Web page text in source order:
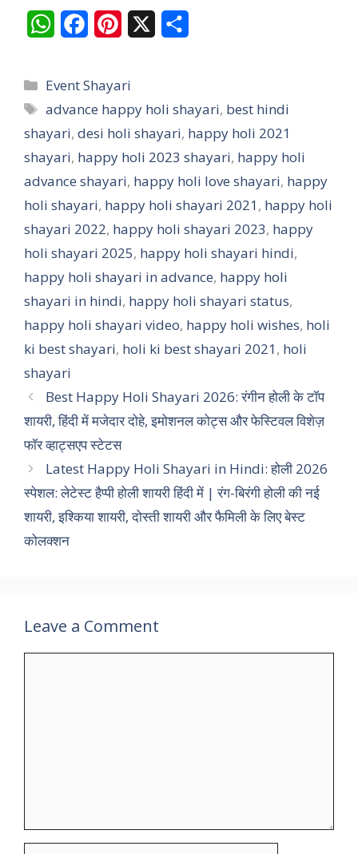
W
t
s
A
p
p
c
e
b
o
o
k
n
t
e
r
e
s
r
e
Categories
Event Shayari
Tags
advance happy holi shayari, best hindi
shayari, desi holi shayari, happy holi 2021
shayari, happy holi 2023 shayari, happy holi
advance shayari, happy holi love shayari, happy
holi shayari, happy holi shayari 2021, happy holi
shayari 2022, happy holi shayari 2023, happy
holi shayari 2025, happy holi shayari hindi,
happy holi shayari in advance, happy holi
shayari in hindi, happy holi shayari status,
happy holi shayari video, happy holi wishes, holi
ki best shayari, holi ki best shayari 2021, holi
shayari
Best Happy Holi Shayari 2026: रंगीन होली के टॉप
शायरी, हिंदी में मजेदार दोहे, इमोशनल कोट्स और फेस्टिवल विशेज़
फॉर व्हाट्सएप स्टेटस
Latest Happy Holi Shayari in Hindi: होली 2026
स्पेशल: लेटेस्ट हैप्पी होली शायरी हिंदी में | रंग-बिरंगी होली की नई
शायरी, इश्किया शायरी, दोस्ती शायरी और फैमिली के लिए बेस्ट
कोलक्शन
Leave a Comment